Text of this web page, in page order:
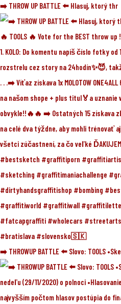
➡️ THROW UP BATTLE ⬅️ Hlasuj, ktorý thr
➡️ THROWUP BATTLE ⬅️ Slovo: TOOLS •Ske